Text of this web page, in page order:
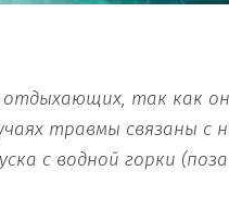
так как
травмы связаны с
с водной горки